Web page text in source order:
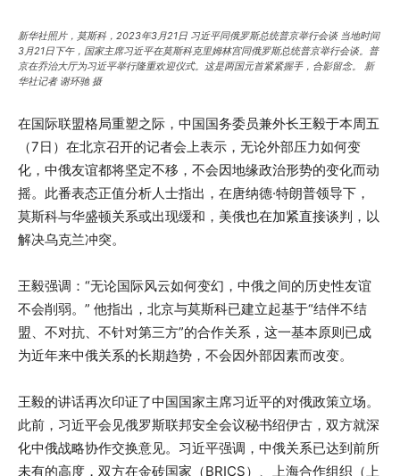
新华社照片，莫斯科，2023年3月21日 习近平同俄罗斯总统普京举行会谈 当地时间
3月21日下午，国家主席习近平在莫斯科克里姆林宫同俄罗斯总统普京举行会谈。普
京在乔治大厅为习近平举行隆重欢迎仪式。这是两国元首紧紧握手，合影留念。 新
华社记者 谢环驰 摄
在国际联盟格局重塑之际，中国国务委员兼外长王毅于本周五
（7日）在北京召开的记者会上表示，无论外部压力如何变
化，中俄友谊都将坚定不移，不会因地缘政治形势的变化而动
摇。此番表态正值分析人士指出，在唐纳德·特朗普领导下，
莫斯科与华盛顿关系或出现缓和，美俄也在加紧直接谈判，以
解决乌克兰冲突。
王毅强调：“无论国际风云如何变幻，中俄之间的历史性友谊
不会削弱。” 他指出，北京与莫斯科已建立起基于“结伴不结
盟、不对抗、不针对第三方”的合作关系，这一基本原则已成
为近年来中俄关系的长期趋势，不会因外部因素而改变。
王毅的讲话再次印证了中国国家主席习近平的对俄政策立场。
此前，习近平会见俄罗斯联邦安全会议秘书绍伊古，双方就深
化中俄战略协作交换意见。习近平强调，中俄关系已达到前所
未有的高度，双方在金砖国家（BRICS）、上海合作组织（上